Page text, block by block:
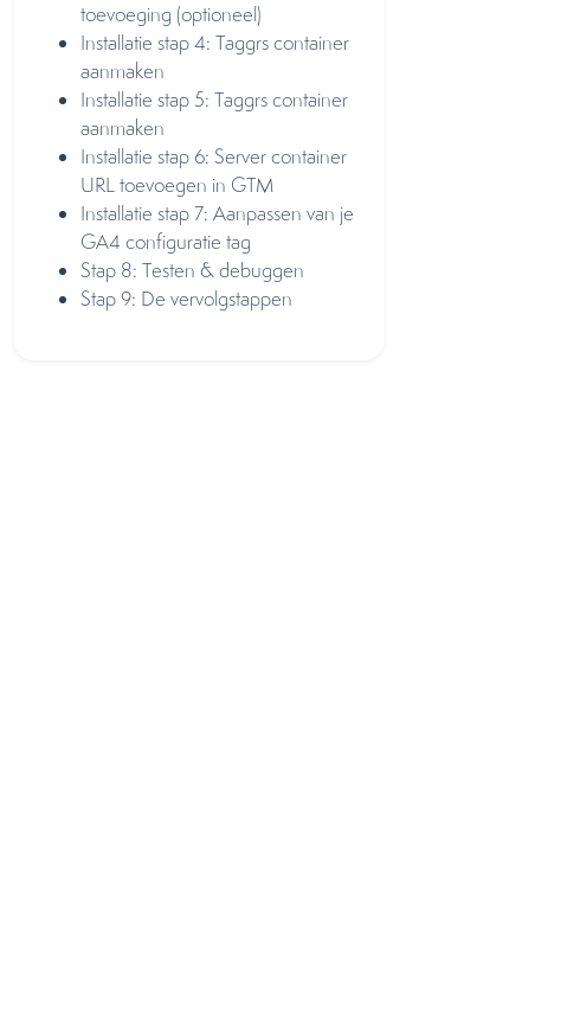
toevoeging (optioneel)
Installatie stap 4: Taggrs container
aanmaken
Installatie stap 5: Taggrs container
aanmaken
Installatie stap 6: Server container
URL toevoegen in GTM
Installatie stap 7: Aanpassen van je
GA4 configuratie tag
Stap 8: Testen & debuggen
Stap 9: De vervolgstappen